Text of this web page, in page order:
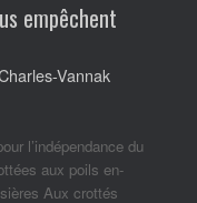
empêchent
Vannak
l’indépendance du
aux poils en-
Aux crottés